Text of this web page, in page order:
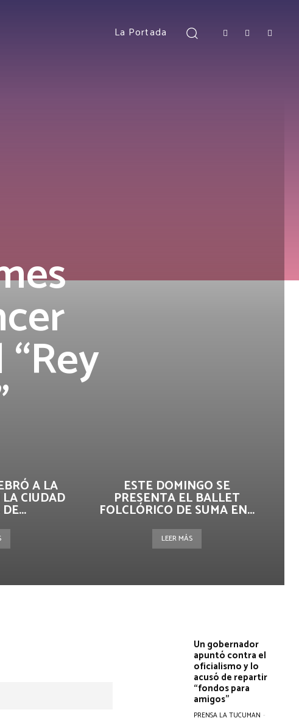
La Portada
A LA
CIUDAD
ESTE DOMINGO SE
PRESENTA EL BALLET
FOLCLÓRICO DE SUMA EN...
LEER MÁS
Un gobernador
apuntó contra el
oficialismo y lo
acusó de repartir
“fondos para
amigos”
PRENSA LA TUCUMAN -